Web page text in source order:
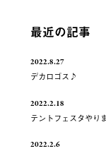
最近の記事
2022.8.27
デカロゴス♪
2022.2.18
テントフェスタやり
2022.2.6